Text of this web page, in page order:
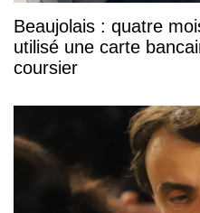
Beaujolais : quatre
utilisé une carte
coursier